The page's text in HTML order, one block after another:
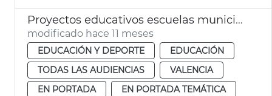
Proyectos educativos escuelas municipales València 2025-2026
modificado hace 11 meses
EDUCACIÓN Y DEPORTE
EDUCACIÓN
TODAS LAS AUDIENCIAS
VALENCIA
EN PORTADA
EN PORTADA TEMÁTICA